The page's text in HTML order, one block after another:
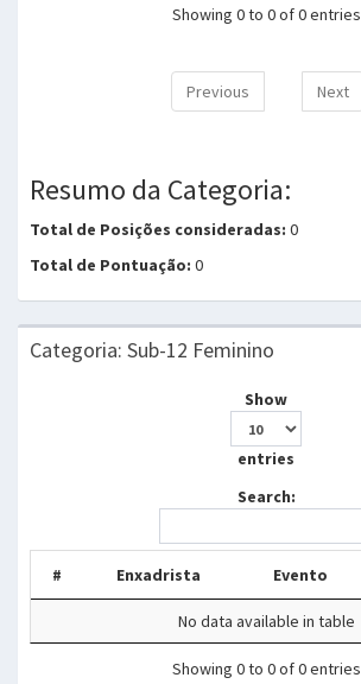
Showing 0 to 0 of 0 entries
Previous Next
Resumo da Categoria:
Total de Posições consideradas: 0
Total de Pontuação: 0
Categoria: Sub-12 Feminino
Show
entries
Search:
# Enxadrista Evento
No data available in table
Showing 0 to 0 of 0 entries